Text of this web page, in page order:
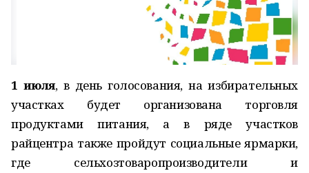
1 июля, в день голосования, на избирательных
участках будет организована торговля
продуктами питания, а в ряде участков
райцентра также пройдут социальные ярмарки,
где сельхозтоваропроизводители и